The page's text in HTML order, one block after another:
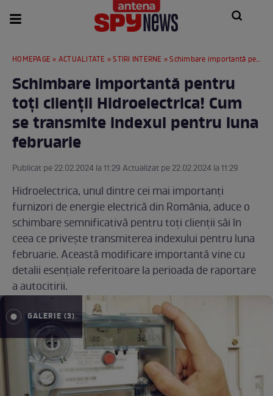
HOMEPAGE » ACTUALITATE »STIRI INTERNE » Schimbare importantă pentru toți clienții Hidroelectrica! Cum se transmite indexul pentru luna februarie
Schimbare importantă pentru
toți clienții Hidroelectrica! Cum
se transmite indexul pentru luna
februarie
Publicat pe 22.02.2024 la 11:29 Actualizat pe 22.02.2024 la 11:29
Hidroelectrica, unul dintre cei mai importanți
furnizori de energie electrică din România, aduce o
schimbare semnificativă pentru toți clienții săi în
ceea ce privește transmiterea indexului pentru luna
februarie. Această modificare importantă vine cu
detalii esențiale referitoare la perioada de raportare
a autocitirii.
GALERIE (3)